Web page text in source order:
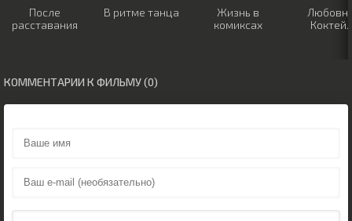
После
расставания
В ритме танца
Жизнь в
комиксах
КОММЕНТАРИИ К ФИЛЬМУ (0)